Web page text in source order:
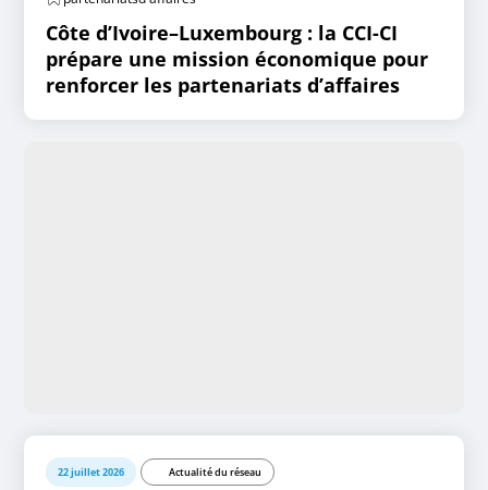
Côte d’Ivoire–Luxembourg : la CCI-CI
prépare une mission économique pour
renforcer les partenariats d’affaires
22 juillet 2026 Actualité du réseau